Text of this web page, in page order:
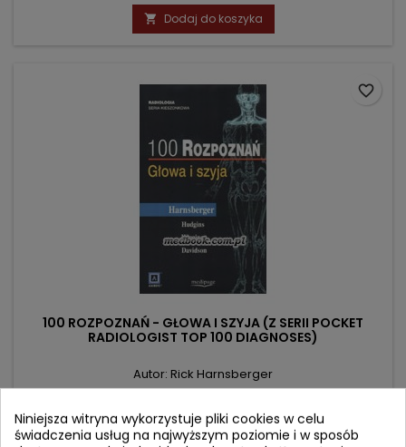
 Dodaj do koszyka
100 ROZPOZNAŃ - GŁOWA I SZYJA (Z SERII POCKET
RADIOLOGIST TOP 100 DIAGNOSES)
Autor: Rick Harnsberger
Cena
99,90 zł
favorite_border
Niniejsza witryna wykorzystuje pliki cookies w celu
świadczenia usług na najwyższym poziomie i w sposób